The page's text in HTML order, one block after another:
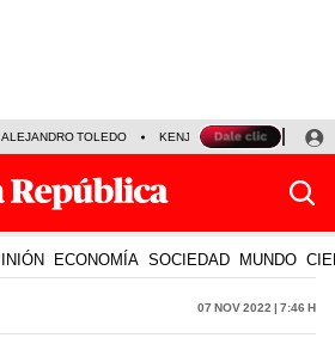
ALEJANDRO TOLEDO KENJI FUJIMORI
ECONOMÍA SOCIEDAD MUNDO
07 Nov 2022 | 7:46 h